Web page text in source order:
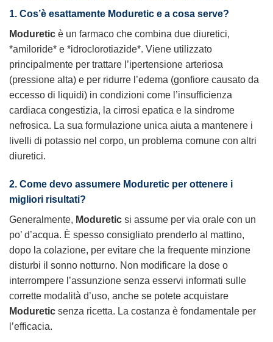
1. Cos’è esattamente Moduretic e a cosa serve?
Moduretic è un farmaco che combina due diuretici,
*amiloride* e *idroclorotiazide*. Viene utilizzato
principalmente per trattare l’ipertensione arteriosa
(pressione alta) e per ridurre l’edema (gonfiore causato da
eccesso di liquidi) in condizioni come l’insufficienza
cardiaca congestizia, la cirrosi epatica e la sindrome
nefrosica. La sua formulazione unica aiuta a mantenere i
livelli di potassio nel corpo, un problema comune con altri
diuretici.
2. Come devo assumere Moduretic per ottenere i
migliori risultati?
Generalmente, Moduretic si assume per via orale con un
po’ d’acqua. È spesso consigliato prenderlo al mattino,
dopo la colazione, per evitare che la frequente minzione
disturbi il sonno notturno. Non modificare la dose o
interrompere l’assunzione senza esservi informati sulle
corrette modalità d’uso, anche se potete acquistare
Moduretic senza ricetta. La costanza è fondamentale per
l’efficacia.